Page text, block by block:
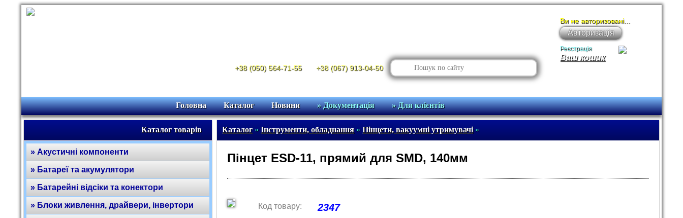
+38 (050) 564-71-55 +38 (067) 913-04-50
Ваш кошик
Ви не авторизовані...
Авторизація
Реєстрація
Головна Каталог Новини » Документація » Для клієнтів
Каталог товарів
» Акустичні компоненти
» Батареї та акумулятори
» Батарейні відсіки та конектори
» Блоки живлення, драйвери, інвертори
Каталог» Інструменти, обладнання» Пінцети, вакуумні утримувачі»
Пінцет ESD-11, прямий для SMD, 140мм
Код товару: 2347